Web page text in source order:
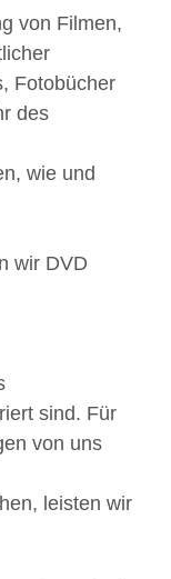
von Filmen,
Fotobücher
des
wie und
wir DVD
sind. Für
von uns
leisten wir